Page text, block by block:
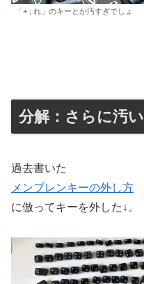
「+ ; れ」のキーとか汚すぎでしょ
分解：さらに汚い
過去書いた
メンブレンキーの外し方
に倣ってキーを外した↓。